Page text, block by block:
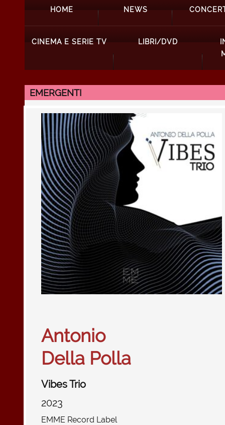
HOME NEWS
CINEMA E SERIE TV LIBRI/DVD
EMERGENTI
Antonio
Della Polla
Vibes Trio
2023
EMME Record Label